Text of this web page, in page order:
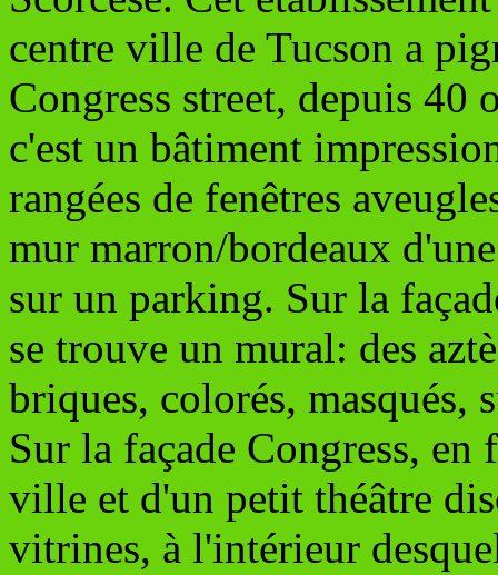
centre ville de Tucson a
Congress street, depuis 40
c'est un bâtiment
rangées de fenêtres
mur marron/bordeaux
sur un parking. Sur la
se trouve un mural: des
briques, colorés, masqués,
Sur la façade Congress, en
ville et d'un petit théâtre
vitrines, à l'intérieur